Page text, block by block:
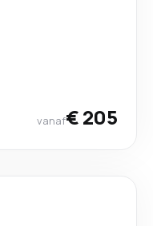
vanaf€ 205